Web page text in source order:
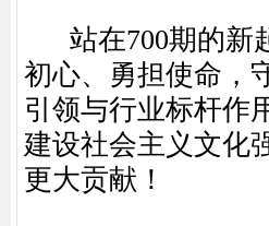
站在700期的新
初心、勇担使命，
引领与行业标杆作
建设社会主义文化
更大贡献！